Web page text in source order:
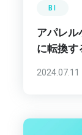
BI
アパレル
に転換す
2024.07.11